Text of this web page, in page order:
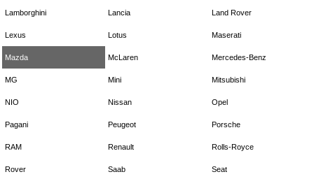
Lamborghini Lancia Land Rover
Lexus Lotus Maserati
Mazda McLaren Mercedes-Benz
MG Mini Mitsubishi
NIO Nissan Opel
Pagani Peugeot Porsche
RAM Renault Rolls-Royce
Rover Saab Seat